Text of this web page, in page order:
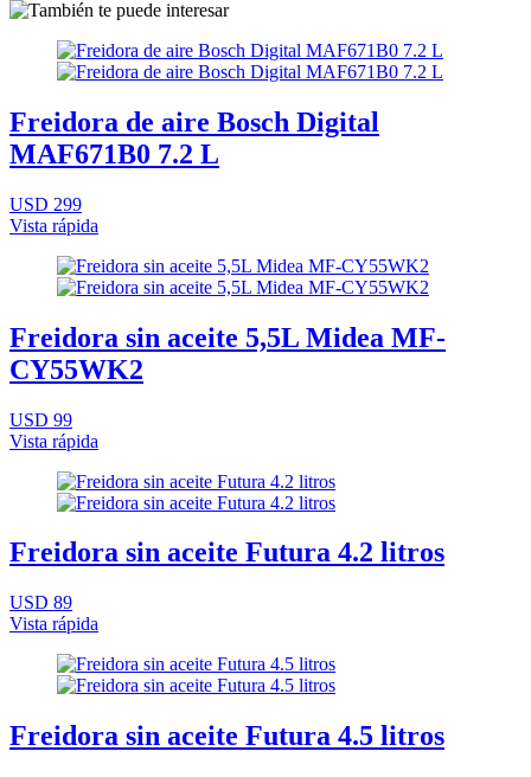
Freidora de aire Bosch Digital
MAF671B0 7.2 L
USD 299
Vista rápida
Freidora sin aceite 5,5L Midea MF-
CY55WK2
USD 99
Vista rápida
Freidora sin aceite Futura 4.2 litros
USD 89
Vista rápida
Freidora sin aceite Futura 4.5 litros